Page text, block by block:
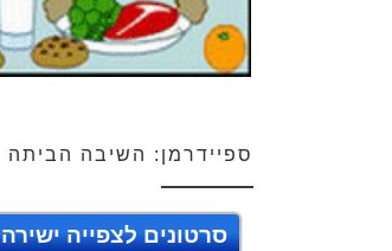
ספיידרמן: השיבה הביתה
סרטונים לצפייה ישירה